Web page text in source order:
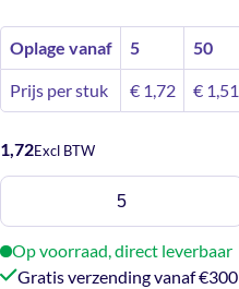
Oplage vanaf 5 50
Prijs per stuk €1,72 €1,51
1,72Excl BTW
Vierkant
kg
Op voorraad, direct leverbaar
Gratis verzending vanaf €300